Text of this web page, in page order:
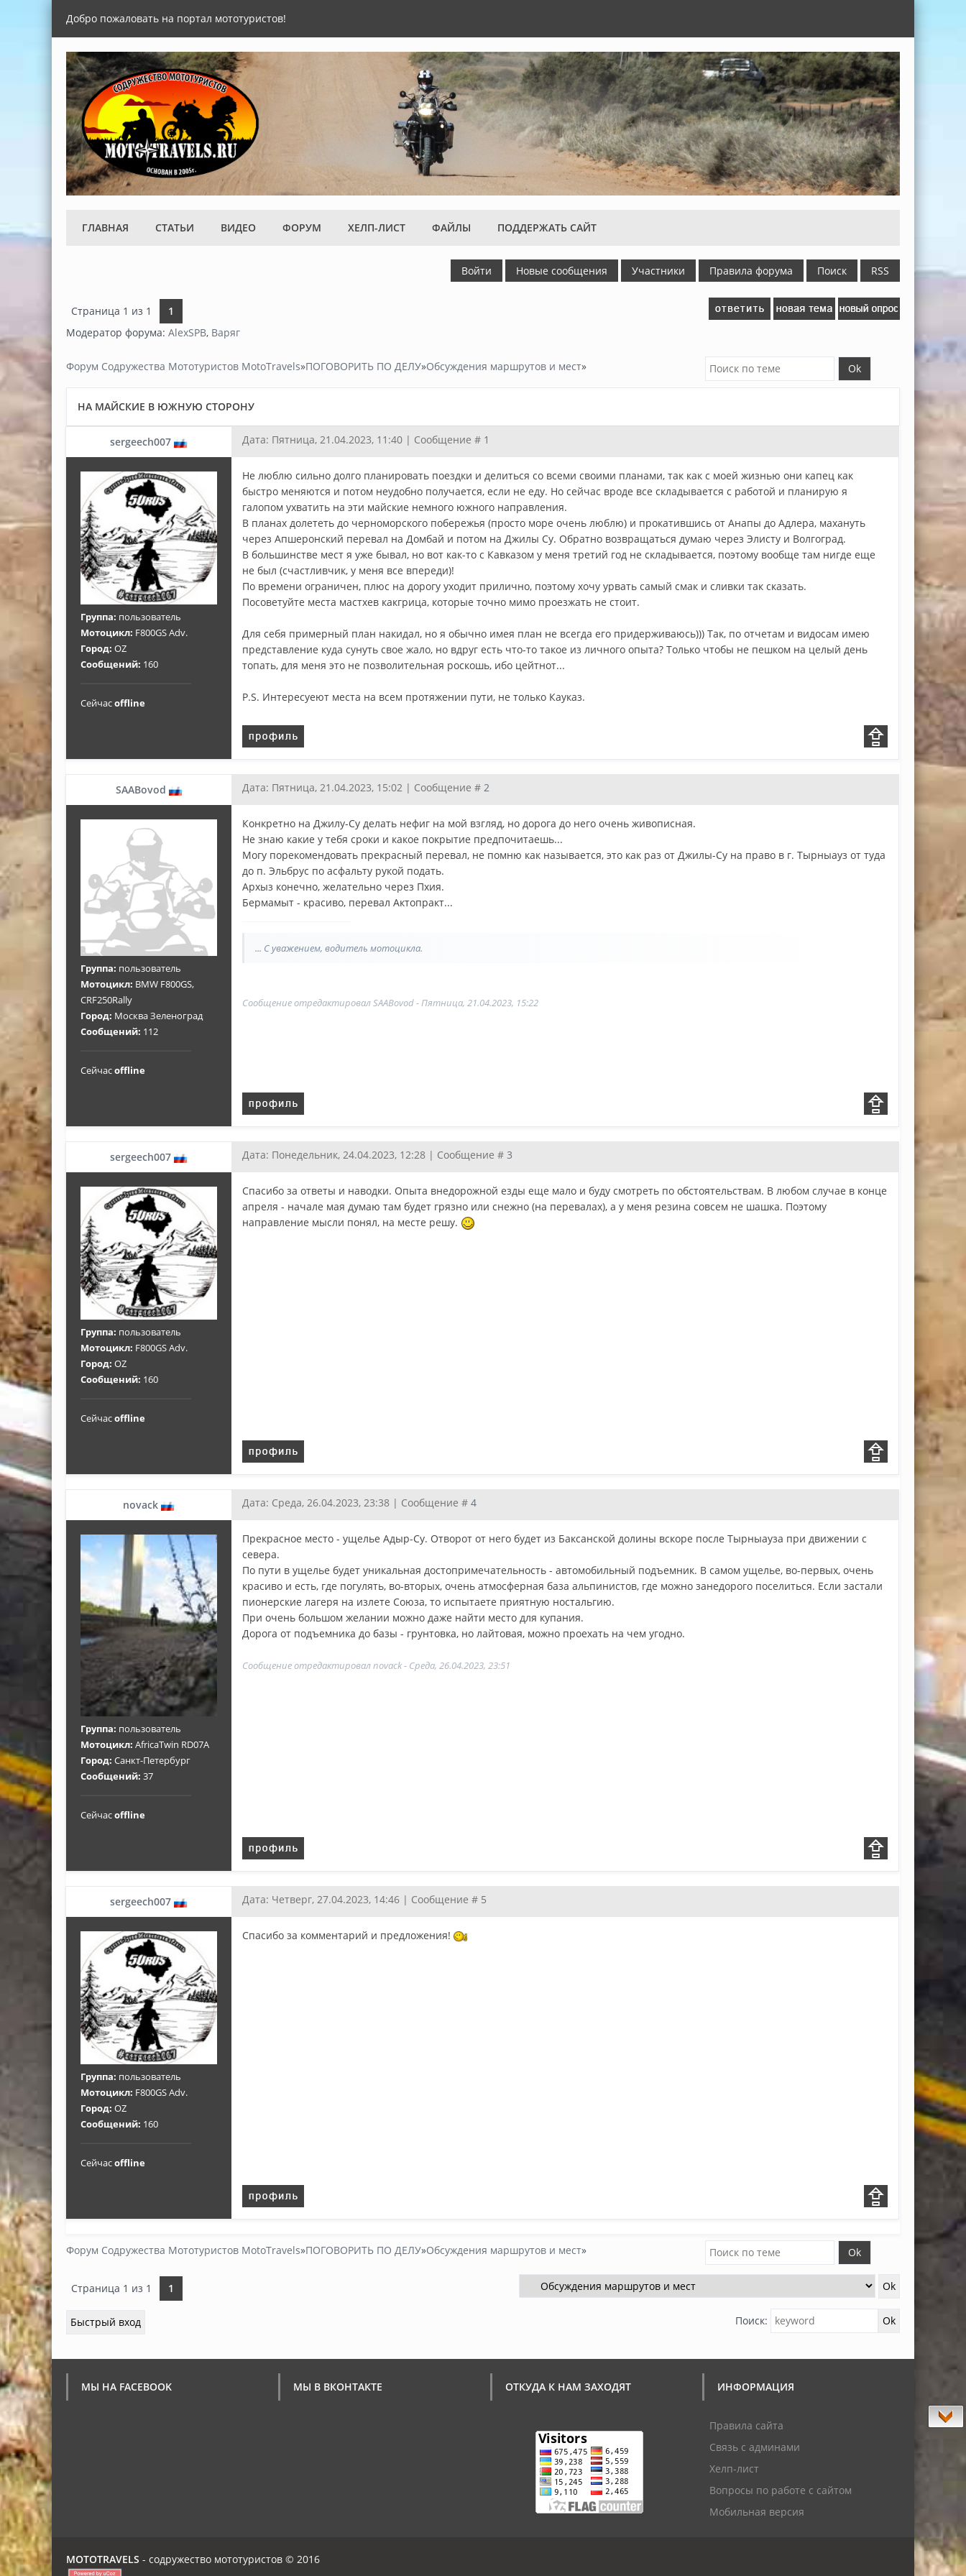
Добро пожаловать на портал мототуристов!
ГЛАВНАЯ СТАТЬИ ВИДЕО ФОРУМ ХЕЛП-ЛИСТ ФАЙЛЫ ПОДДЕРЖАТЬ САЙТ
Войти Новые сообщения Участники Правила форума Поиск RSS
Страница 1 из 1
1
Модератор форума: AlexSPB, Варяг
Форум Содружества Мототуристов MotoTravels»ПОГОВОРИТЬ ПО ДЕЛУ»Обсуждения маршрутов и мест»
НА МАЙСКИЕ В ЮЖНУЮ СТОРОНУ
sergeech007 Дата: Пятница, 21.04.2023, 11:40 | Сообщение # 1
Группа: пользователь
Мотоцикл: F800GS Adv.
Город: OZ
Сообщений: 160
Сейчасoffline
Не люблю сильно долго планировать поездки и делиться со всеми своими планами, так как с моей жизнью они капец как
быстро меняются и потом неудобно получается, если не еду. Но сейчас вроде все складывается с работой и планирую я
галопом ухватить на эти майские немного южного направления.
В планах долететь до черноморского побережья (просто море очень люблю) и прокатившись от Анапы до Адлера, махануть
через Апшеронский перевал на Домбай и потом на Джилы Су. Обратно возвращаться думаю через Элисту и Волгоград.
В большинстве мест я уже бывал, но вот как-то с Кавказом у меня третий год не складывается, поэтому вообще там нигде еще
не был (счастливчик, у меня все впереди)!
По времени ограничен, плюс на дорогу уходит прилично, поэтому хочу урвать самый смак и сливки так сказать.
Посоветуйте места мастхев какгрица, которые точно мимо проезжать не стоит.
Для себя примерный план накидал, но я обычно имея план не всегда его придерживаюсь))) Так, по отчетам и видосам имею
представление куда сунуть свое жало, но вдруг есть что-то такое из личного опыта? Только чтобы не пешком на целый день
топать, для меня это не позволительная роскошь, ибо цейтнот...
P.S. Интересуеют места на всем протяжении пути, не только Кауказ.
SAABovod Дата: Пятница, 21.04.2023, 15:02 | Сообщение # 2
Группа: пользователь
Мотоцикл: BMW F800GS,
CRF250Rally
Город: Москва Зеленоград
Сообщений: 112
Сейчасoffline
Конкретно на Джилу-Су делать нефиг на мой взгляд, но дорога до него очень живописная.
Не знаю какие у тебя сроки и какое покрытие предпочитаешь...
Могу порекомендовать прекрасный перевал, не помню как называется, это как раз от Джилы-Су на право в г. Тырныауз от туда
до п. Эльбрус по асфальту рукой подать.
Архыз конечно, желательно через Пхия.
Бермамыт - красиво, перевал Актопракт...
... С уважением, водитель мотоцикла.
Сообщение отредактировалSAABovod-Пятница, 21.04.2023, 15:22
sergeech007 Дата: Понедельник, 24.04.2023, 12:28 | Сообщение # 3
Группа: пользователь
Мотоцикл: F800GS Adv.
Город: OZ
Сообщений: 160
Сейчасoffline
Спасибо за ответы и наводки. Опыта внедорожной езды еще мало и буду смотреть по обстоятельствам. В любом случае в конце
апреля - начале мая думаю там будет грязно или снежно (на перевалах), а у меня резина совсем не шашка. Поэтому
направление мысли понял, на месте решу.
novack Дата: Среда, 26.04.2023, 23:38 | Сообщение # 4
Группа: пользователь
Мотоцикл: AfricaTwin RD07A
Город: Санкт-Петербург
Сообщений: 37
Сейчасoffline
Прекрасное место - ущелье Адыр-Су. Отворот от него будет из Баксанской долины вскоре после Тырныауза при движении с
севера.
По пути в ущелье будет уникальная достопримечательность - автомобильный подъемник. В самом ущелье, во-первых, очень
красиво и есть, где погулять, во-вторых, очень атмосферная база альпинистов, где можно занедорого поселиться. Если застали
пионерские лагеря на излете Союза, то испытаете приятную ностальгию.
При очень большом желании можно даже найти место для купания.
Дорога от подъемника до базы - грунтовка, но лайтовая, можно проехать на чем угодно.
Сообщение отредактировалnovack- Среда, 26.04.2023, 23:51
sergeech007 Дата: Четверг, 27.04.2023, 14:46 | Сообщение # 5
Группа: пользователь
Мотоцикл: F800GS Adv.
Город: OZ
Сообщений: 160
Сейчасoffline
Спасибо за комментарий и предложения!
Форум Содружества Мототуристов MotoTravels»ПОГОВОРИТЬ ПО ДЕЛУ»Обсуждения маршрутов и мест»
Страница 1 из 1 1
Поиск:
МЫ НА FACEBOOK МЫ В ВКОНТАКТЕ ОТКУДА К НАМ ЗАХОДЯТ ИНФОРМАЦИЯ
Правила сайта
Связь с админами
Хелп-лист
Вопросы по работе с сайтом
Мобильная версия
MOTOTRAVELS - содружество мототуристов © 2016